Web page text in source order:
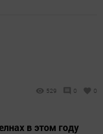
529 0 0
в этом году